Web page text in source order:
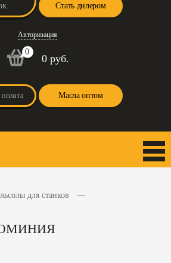
Стать дилером
Авторизация
0
0 руб.
Масла оптом
для станков